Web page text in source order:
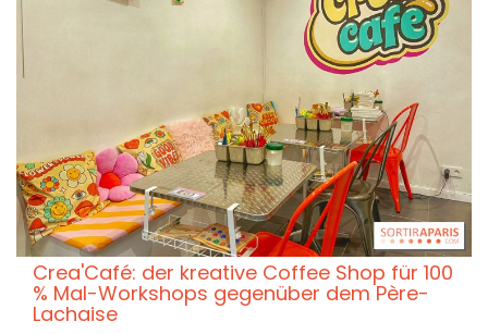
Crea'Café: der kreative Coffee Shop für 100
% Mal-Workshops gegenüber dem Père-
Lachaise